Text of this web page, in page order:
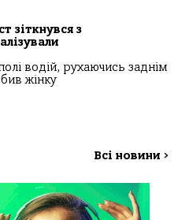
зіткнувся з
водій, рухаючись заднім
жінку
Всі новини >